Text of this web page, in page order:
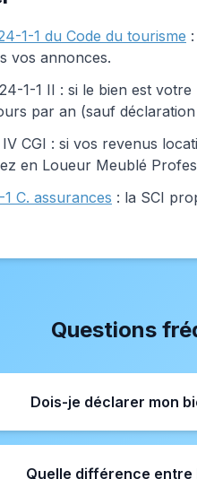
1-1 du Code du tourisme
vos annonces.
1-1 II : si le bien est
par an (sauf
CGI : si vos revenus
en Loueur Meublé
1 C. assurances : la SCI
Questions
Dois-je déclarer mon
Quelle différence entre